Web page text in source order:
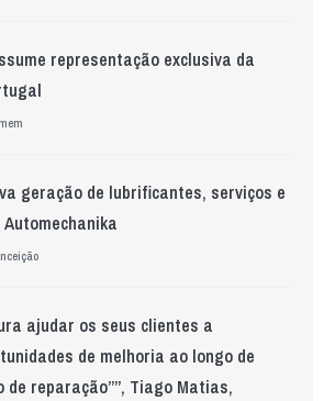
representação exclusiva da
geração de lubrificantes, serviços e
ajudar os seus clientes a
de melhoria ao longo de
de reparação””, Tiago Matias,